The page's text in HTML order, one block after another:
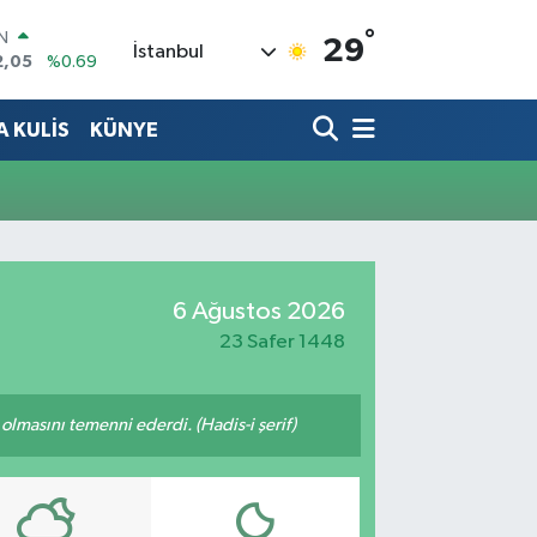
%0.69
%0.02
İstanbul 29°
KULİS KÜNYE
6 Ağustos 2026
23 Safer 1448
temenni ederdi. (Hadis-i şerif)